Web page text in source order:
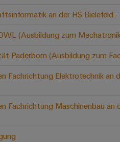
an der HS Bielefeld
(Ausbildung zum
Paderborn (Ausbildung zum
Fachrichtung Elektrotechnik an
Fachrichtung Maschinenbau an